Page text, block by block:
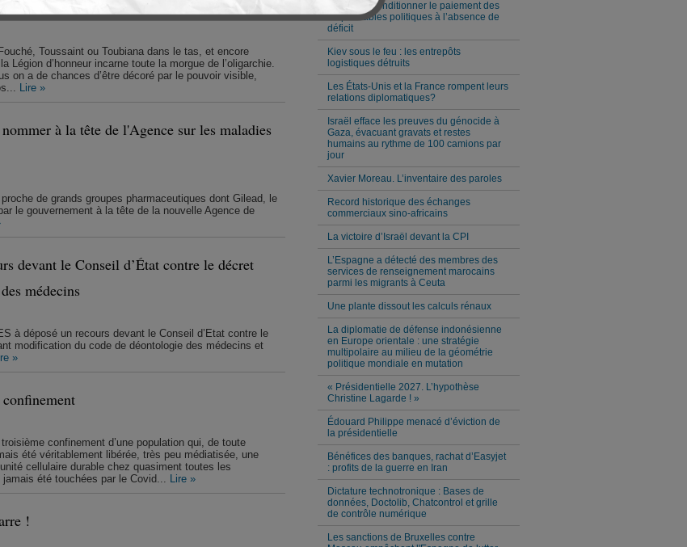
de la honte
Toussaint ou Toubiana dans le tas, et encore
Légion d’honneur incarne toute la morgue de l’oligarchie.
on a de chances d’être décoré par le pouvoir visible,
Lire »
à la tête de l'Agence sur les maladies
de grands groupes pharmaceutiques dont Gilead, le
le gouvernement à la tête de la nouvelle Agence de
devant le Conseil d’État contre le décret
médecins
à déposé un recours devant le Conseil d’Etat contre le
modification du code de déontologie des médecins et
»
confinement d’une population qui, de toute
été véritablement libérée, très peu médiatisée, une
cellulaire durable chez quasiment toutes les
été touchées par le Covid... Lire »
!
Milei veut conditionner le paiement des
responsables politiques à l’absence de
déficit
Kiev sous le feu : les entrepôts
logistiques détruits
Les États-Unis et la France rompent leurs
relations diplomatiques?
Israël efface les preuves du génocide à
Gaza, évacuant gravats et restes
humains au rythme de 100 camions par
jour
Xavier Moreau. L’inventaire des paroles
Record historique des échanges
commerciaux sino-africains
La victoire d’Israël devant la CPI
L’Espagne a détecté des membres des
services de renseignement marocains
parmi les migrants à Ceuta
Une plante dissout les calculs rénaux
La diplomatie de défense indonésienne
en Europe orientale : une stratégie
multipolaire au milieu de la géométrie
politique mondiale en mutation
« Présidentielle 2027. L’hypothèse
Christine Lagarde ! »
Édouard Philippe menacé d’éviction de
la présidentielle
Bénéfices des banques, rachat d’Easyjet
: profits de la guerre en Iran
Dictature technotronique : Bases de
données, Doctolib, Chatcontrol et grille
de contrôle numérique
Les sanctions de Bruxelles contre